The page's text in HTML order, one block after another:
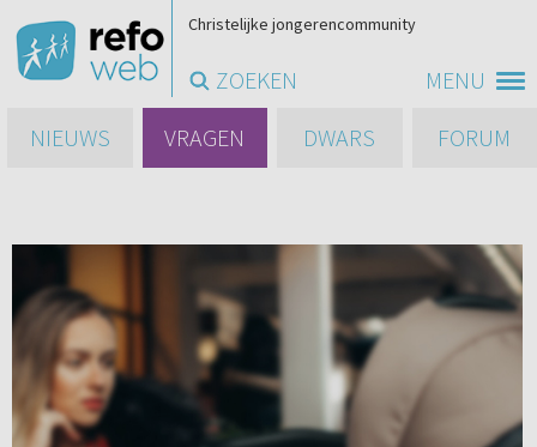
MENU
Christelijke jongerencommunity
ZOEKEN
NIEUWS
VRAGEN DWARS FORUM